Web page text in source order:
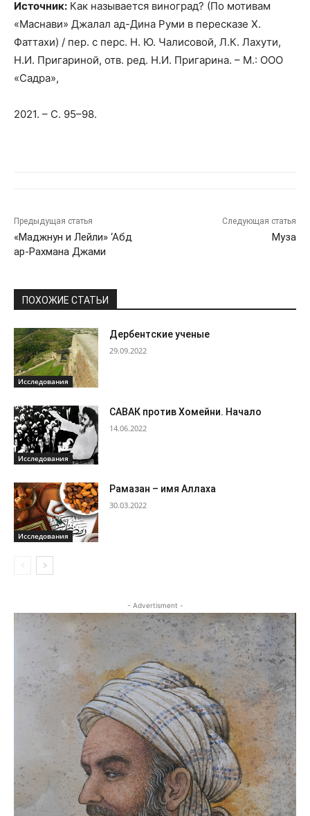
Источник: Как называется виноград? (По мотивам
«Маснави» Джалал ад-Дина Руми в пересказе Х.
Фаттахи) / пер. с перс. Н. Ю. Чалисовой, Л.К. Лахути,
Н.И. Пригариной, отв. ред. Н.И. Пригарина. – М.: ООО
«Садра»,
2021. – С. 95–98.
Предыдущая статья
«Маджнун и Лейли» ‘Абд
ар-Рахмана Джами
Следующая статья
Муза
ПОХОЖИЕ СТАТЬИ
Исследования
Дербентские ученые
29.09.2022
Исследования
САВАК против Хомейни. Начало
14.06.2022
Исследования
Рамазан – имя Аллаха
30.03.2022
- Advertisment -